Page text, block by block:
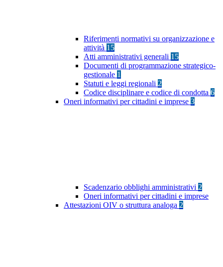
Riferimenti normativi su organizzazione e
attività 15
Atti amministrativi generali 15
Documenti di programmazione strategico-
gestionale 1
Statuti e leggi regionali 2
Codice disciplinare e codice di condotta 6
Oneri informativi per cittadini e imprese 3
Scadenzario obblighi amministrativi 2
Oneri informativi per cittadini e imprese
Attestazioni OIV o struttura analoga 2